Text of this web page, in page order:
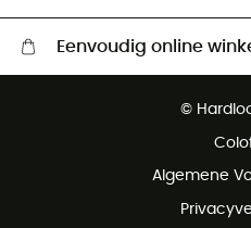
Eenvoudig online
Gratis retourneren binnen 100
©
Algemene